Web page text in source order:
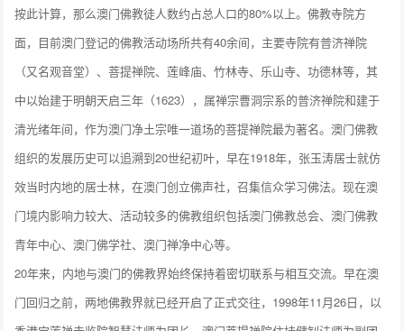
按此计算，那么澳门佛教徒人数约占总人口的80%以上。佛教寺院方
面，目前澳门登记的佛教活动场所共有40余间，主要寺院有普济禅院
（又名观音堂）、菩提禅院、莲峰庙、竹林寺、乐山寺、功德林等，其
中以始建于明朝天启三年（1623），属禅宗曹洞宗系的普济禅院和建于
清光绪年间，作为澳门净土宗唯一道场的菩提禅院最为著名。澳门佛教
组织的发展历史可以追溯到20世纪初叶，早在1918年，张玉涛居士就仿
效当时内地的居士林，在澳门创立佛声社，召集信众学习佛法。现在澳
门境内影响力较大、活动较多的佛教组织包括澳门佛教总会、澳门佛教
青年中心、澳门佛学社、澳门禅净中心等。
20年来，内地与澳门的佛教界始终保持着密切联系与相互交流。早在澳
门回归之前，两地佛教界就已经开启了正式交往，1998年11月26日，以